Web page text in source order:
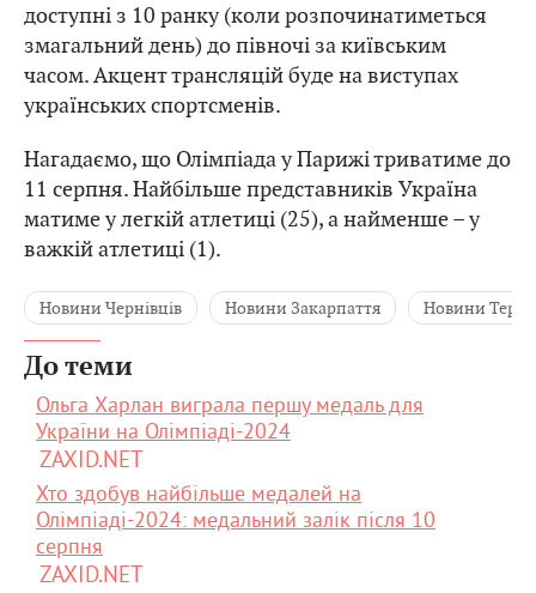
доступні з 10 ранку (коли розпочинатиметься
змагальний день) до півночі за київським
часом. Акцент трансляцій буде на виступах
українських спортсменів.
Нагадаємо, що Олімпіада у Парижі триватиме до
11 серпня. Найбільше представників Україна
матиме у легкій атлетиці (25), а найменше – у
важкій атлетиці (1).
Новини Чернівців Новини Закарпаття Новини
До теми
Ольга Харлан виграла першу медаль для
України на Олімпіаді-2024
ZAXID.NET
Хто здобув найбільше медалей на
Олімпіаді-2024: медальний залік після 10
серпня
ZAXID.NET